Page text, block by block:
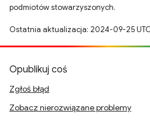
podmiotów stowarzyszonych.
Ostatnia aktualizacja: 2024-09-25
Opublikuj coś
Zgłoś błąd
Zobacz nierozwiązane problemy